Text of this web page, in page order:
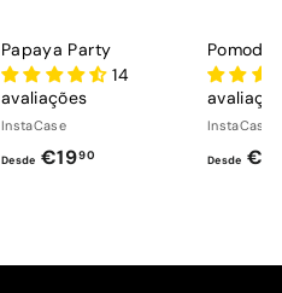
Papaya Party
14
avaliações
InstaCase
Desde €1990D
InstaCase
Desde